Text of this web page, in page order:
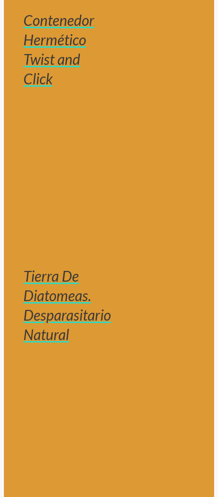
Contenedor
Hermético
Twist and
Click
Tierra De
Diatomeas.
Desparasitario
Natural